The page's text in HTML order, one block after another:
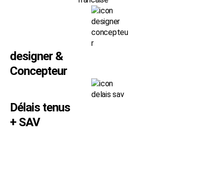
designer &
Concepteur
Délais tenus
+ SAV